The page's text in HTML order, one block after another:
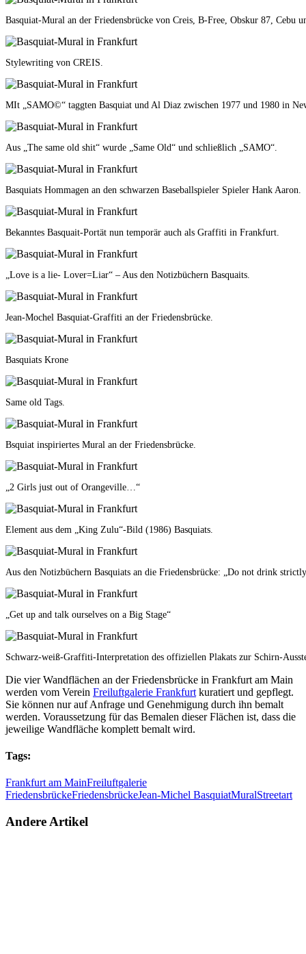
Basquiat-Mural an der Friedensbrücke von Creis, B-Free, Obskur 87, Cebu
Stylewriting von CREIS.
MIt „SAMO©“ taggten Basquiat und Al Diaz zwischen 1977 und 1980 in
Aus „The same old shit“ wurde „Same Old“ und schließlich „SAMO“.
Basquiats Hommagen an den schwarzen Baseballspieler Spieler Hank Aaron.
Bekanntes Basquait-Portät nun temporär auch als Graffiti in Frankfurt.
„Love is a lie- Lover=Liar“ – Aus den Notizbüchern Basquaits.
Jean-Mochel Basquiat-Graffiti an der Friedensbrücke.
Basquiats Krone
Same old Tags.
Bsquiat inspiriertes Mural an der Friedensbrücke.
„2 Girls just out of Orangeville…“
Element aus dem „King Zulu“-Bild (1986) Basquiats.
Aus den Notizbüchern Basquiats an die Friedensbrücke: „Do not drink
„Get up and talk ourselves on a Big Stage“
Schwarz-weiß-Graffiti-Interpretation des offiziellen Plakats zur Schirn-
Die vier Wandflächen an der Friedensbrücke in Frankfurt am Main
werden vom Verein Freiluftgalerie Frankfurt kuratiert und gepflegt.
Sie können nur auf Anfrage und Genehmigung durch ihn bemalt
werden. Voraussetzung für das Bemalen dieser Flächen ist, dass die
jeweilige Wandfläche komplett bemalt wird.
Tags:
Frankfurt am MainFreiluftgalerie
FriedensbrückeFriedensbrückeJean-Michel BasquiatMuralStreetart
Andere Artikel